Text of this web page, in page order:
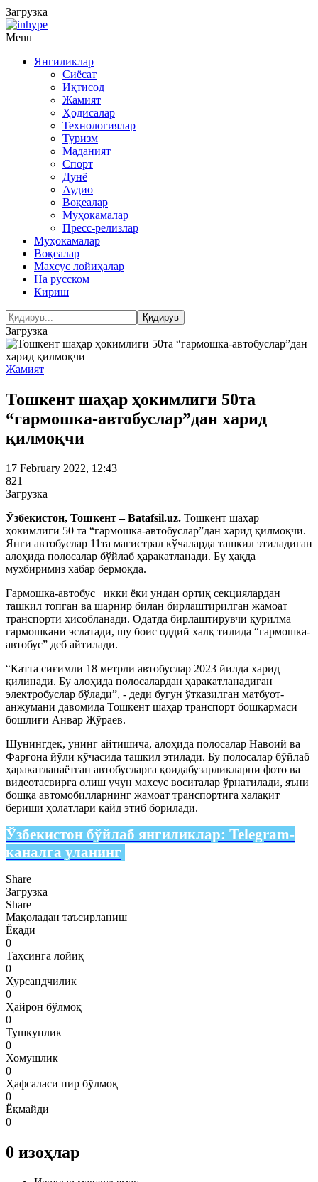
Загрузка
Menu
Янгиликлар
Сиёсат
Иқтисод
Жамият
Ҳодисалар
Технологиялар
Туризм
Маданият
Спорт
Дунё
Аудио
Воқеалар
Муҳокамалар
Пресс-релизлар
Муҳокамалар
Воқеалар
Махсус лойиҳалар
На русском
Кириш
Загрузка
Жамият
Тошкент шаҳар ҳокимлиги 50та
“гармошка-автобуслар”дан харид
қилмоқчи
17 February 2022, 12:43
821
Загрузка
Ўзбекистон, Тошкент – Batafsil.uz. Тошкент шаҳар
ҳокимлиги 50 та “гармошка-автобуслар”дан харид қилмоқчи.
Янги автобуслар 11та магистрал кўчаларда ташкил этиладиган
алоҳида полосалар бўйлаб ҳаракатланади. Бу ҳақда
мухбиримиз хабар бермоқда.
Гармошка-автобус икки ёки ундан ортиқ секциялардан
ташкил топган ва шарнир билан бирлаштирилган жамоат
транспорти ҳисобланади. Одатда бирлаштирувчи қурилма
гармошкани эслатади, шу боис оддий халқ тилида “гармошка-
автобус” деб айтилади.
“Катта сиғимли 18 метрли автобуслар 2023 йилда харид
қилинади. Бу алоҳида полосалардан ҳаракатланадиган
электробуслар бўлади”, - деди бугун ўтказилган матбуот-
анжумани давомида Тошкент шаҳар транспорт бошқармаси
бошлиғи Анвар Жўраев.
Шунингдек, унинг айтишича, алоҳида полосалар Навоий ва
Фарғона йўли кўчасида ташкил этилади. Бу полосалар бўйлаб
ҳаракатланаётган автобусларга қоидабузарликларни фото ва
видеотасвирга олиш учун махсус воситалар ўрнатилади, яъни
бошқа автомобилларнинг жамоат транспортига халақит
бериши ҳолатлари қайд этиб борилади.
Ўзбекистон бўйлаб янгиликлар: Telegram-
каналга уланинг
Share
Загрузка
Share
Мақоладан таъсирланиш
Ёқади
0
Таҳсинга лойиқ
0
Хурсандчилик
0
Ҳайрон бўлмоқ
0
Тушкунлик
0
Хомушлик
0
Ҳафсаласи пир бўлмоқ
0
Ёқмайди
0
0 изоҳлар